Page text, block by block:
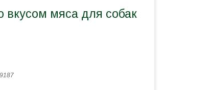
вкусом мяса для собак